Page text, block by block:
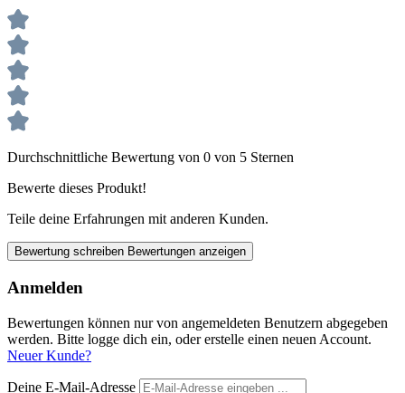
Durchschnittliche Bewertung von 0 von 5 Sternen
Bewerte dieses Produkt!
Teile deine Erfahrungen mit anderen Kunden.
Bewertung schreiben Bewertungen anzeigen
Anmelden
Bewertungen können nur von angemeldeten Benutzern abgegeben
werden. Bitte logge dich ein, oder erstelle einen neuen Account.
Neuer Kunde?
Deine E-Mail-Adresse